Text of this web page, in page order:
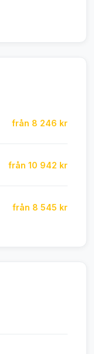
från 8 246 kr
från 10 942 kr
från 8 545 kr